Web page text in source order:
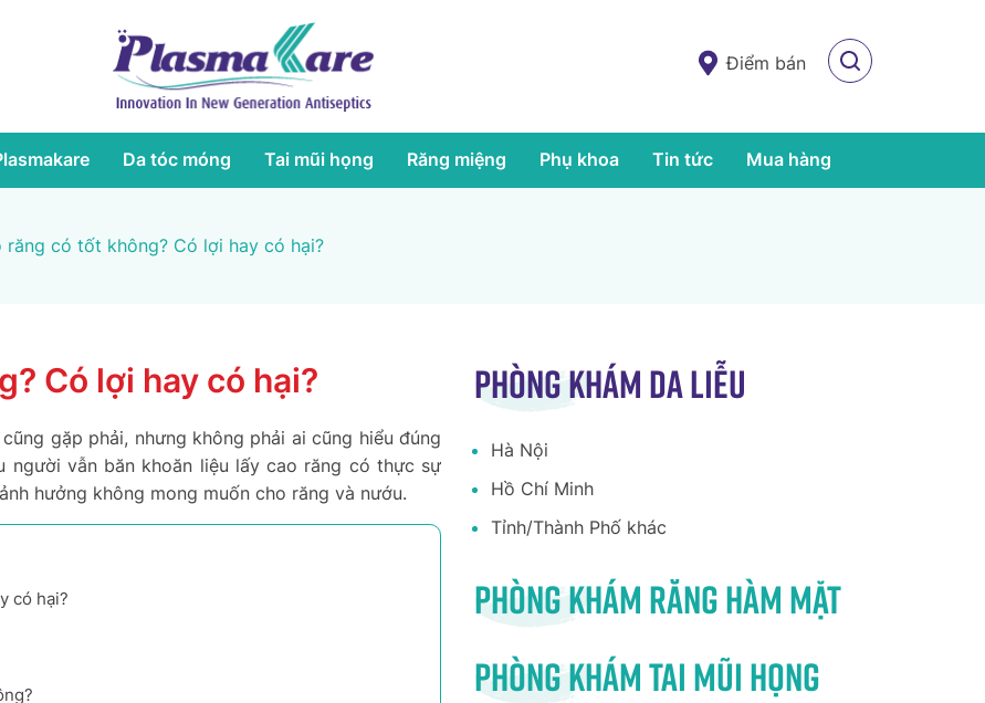
Điểm bán
Da tóc móng Tai mũi họng Răng miệng Phụ khoa Tin tức Mua hàng
răng có tốt không? Có lợi hay có hại?
Có lợi hay có hại?
gặp phải, nhưng không phải ai cũng hiểu đúng
người vẫn băn khoăn liệu lấy cao răng có thực sự
hưởng không mong muốn cho răng và nướu.
có hại?
Phòng khám da liễu
Hà Nội
Hồ Chí Minh
Tỉnh/Thành Phố khác
Phòng khám răng hàm mặt
Phòng khám tai mũi họng